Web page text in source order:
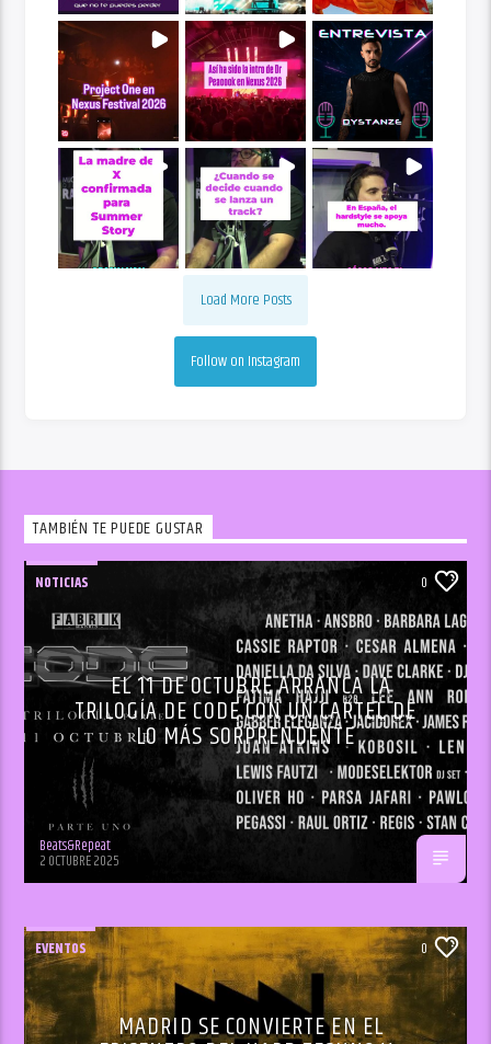
Load More Posts
Follow on Instagram
TAMBIÉN TE PUEDE GUSTAR
NOTICIAS 0
EL 11 DE OCTUBRE ARRANCA LA
TRILOGÍA DE CODE CON UN CARTEL DE
LO MÁS SORPRENDENTE
Beats&Repeat
2 OCTUBRE 2025
EVENTOS 0
MADRID SE CONVIERTE EN EL